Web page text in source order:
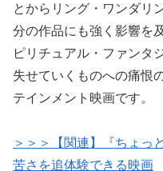
とからリング・ワンダリ
分の作品にも強く影響を
ピリチュアル・ファンタ
失せていくものへの痛恨
テインメント映画です。
＞＞＞【関連】『ちょっ
苦さを追体験できる映画